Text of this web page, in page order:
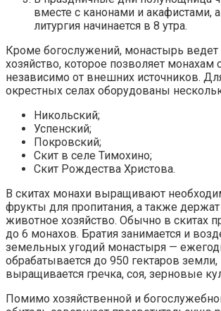
вместе с канонами и акафистами,
литургия начинается в 8 утра.
Кроме богослужений, монастырь ведет
хозяйство, которое позволяет монахам
независимо от внешних источников.
окрестных селах оборудованы
Никольский;
Успенский;
Покровский;
Скит в селе Тимохино;
Скит Рождества Христова.
В скитах монахи выращивают
фрукты для пропитания, а также
животное хозяйство. Обычно в скитах
до 6 монахов. Братия занимается и
земельных угодий монастыря —
обрабатывается до 950 гектаров земли,
выращивается гречка, соя, зерновые
Помимо хозяйственной и